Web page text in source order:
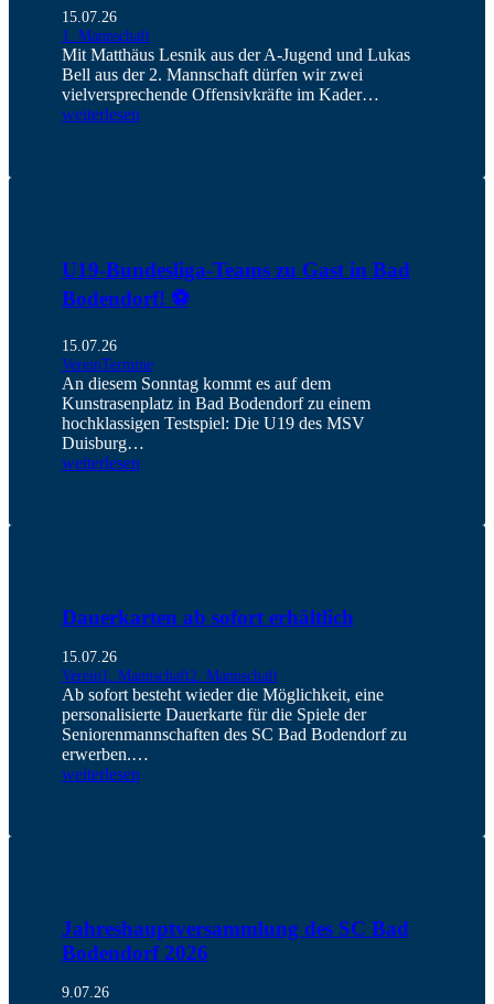
15.07.26
1. Mannschaft
Mit Matthäus Lesnik aus der A-Jugend und Lukas
Bell aus der 2. Mannschaft dürfen wir zwei
vielversprechende Offensivkräfte im Kader…
weiterlesen
U19-Bundesliga-Teams zu Gast in Bad
Bodendorf! ⚽️
15.07.26
VereinTermine
An diesem Sonntag kommt es auf dem
Kunstrasenplatz in Bad Bodendorf zu einem
hochklassigen Testspiel: Die U19 des MSV
Duisburg…
weiterlesen
Dauerkarten ab sofort erhältlich
15.07.26
Verein1. Mannschaft2. Mannschaft
Ab sofort besteht wieder die Möglichkeit, eine
personalisierte Dauerkarte für die Spiele der
Seniorenmannschaften des SC Bad Bodendorf zu
erwerben.…
weiterlesen
Jahreshauptversammlung des SC Bad
Bodendorf 2026
9.07.26